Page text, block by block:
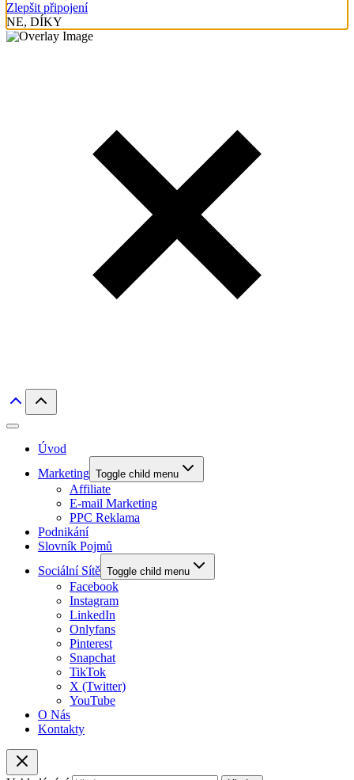
Zlepšit připojení
NE, DÍKY
Úvod
Marketing Toggle child menu
Affiliate
E-mail Marketing
PPC Reklama
Podnikání
Slovník Pojmů
Sociální Sítě Toggle child menu
Facebook
Instagram
LinkedIn
Onlyfans
Pinterest
Snapchat
TikTok
X (Twitter)
YouTube
O Nás
Kontakty